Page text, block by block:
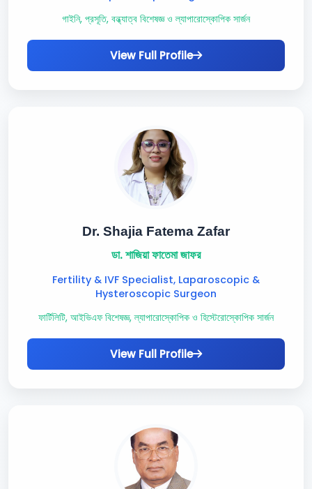
গাইনি, প্রসূতি, বন্ধ্যাত্ব বিশেষজ্ঞ ও ল্যাপারোস্কোপিক সার্জন
View Full Profile
Dr. Shajia Fatema Zafar
ডা. শাজিয়া ফাতেমা জাফর
Fertility & IVF Specialist, Laparoscopic &
Hysteroscopic Surgeon
ফার্টিলিটি, আইভিএফ বিশেষজ্ঞ, ল্যাপারোস্কোপিক ও হিস্টেরোস্কোপিক সার্জন
View Full Profile